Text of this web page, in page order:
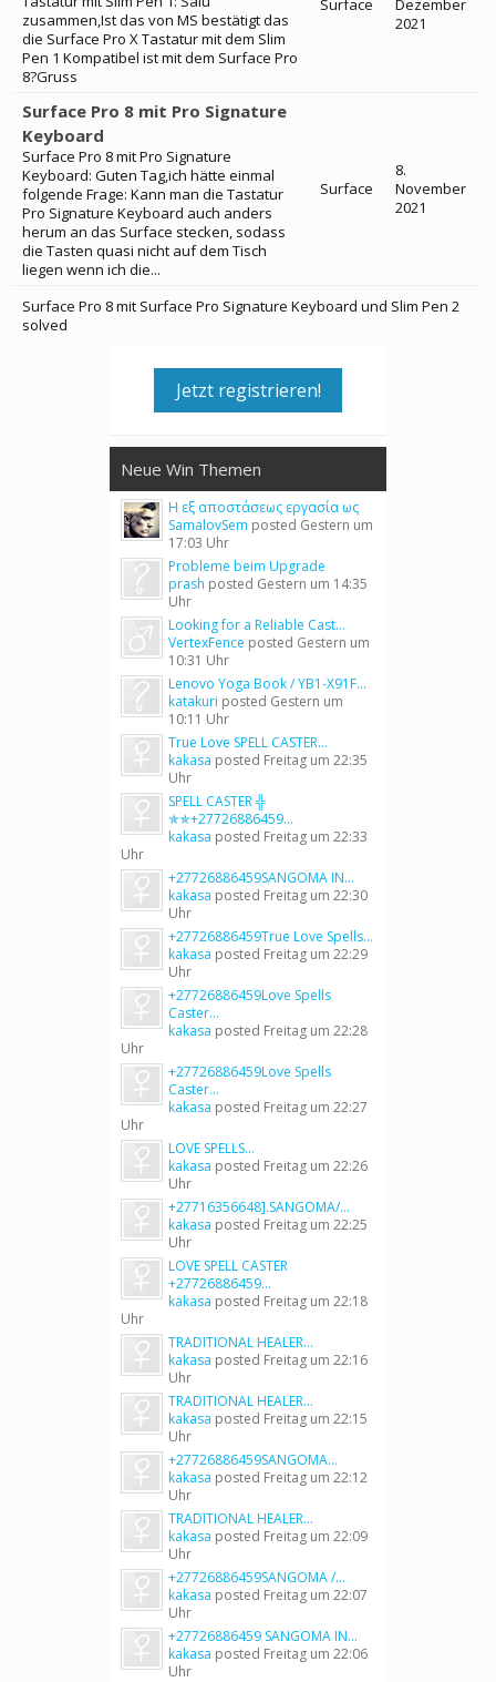
zusammen,Ist das von MS bestätigt das
die Surface Pro X Tastatur mit dem Slim
Pen 1 Kompatibel ist mit dem Surface Pro
8?Gruss
Surface
Dezember
2021
Surface Pro 8 mit Pro Signature
Keyboard
Surface Pro 8 mit Pro Signature
Keyboard: Guten Tag,ich hätte einmal
folgende Frage: Kann man die Tastatur
Pro Signature Keyboard auch anders
herum an das Surface stecken, sodass
die Tasten quasi nicht auf dem Tisch
liegen wenn ich die...
Surface
8.
November
2021
Surface Pro 8 mit Surface Pro Signature Keyboard und Slim Pen 2
solved
Jetzt registrieren!
Neue Win Themen
Η εξ αποστάσεως εργασία ως
SamalovSem posted Gestern um
17:03 Uhr
Probleme beim Upgrade
prash posted Gestern um 14:35
Uhr
Looking for a Reliable Cast...
VertexFence posted Gestern um
10:31 Uhr
Lenovo Yoga Book / YB1-X91F...
katakuri posted Gestern um
10:11 Uhr
True Love SPELL CASTER...
kakasa posted Freitag um 22:35
Uhr
SPELL CASTER ╬
✯✯+27726886459...
kakasa posted Freitag um 22:33
Uhr
+27726886459SANGOMA IN...
kakasa posted Freitag um 22:30
Uhr
+27726886459True Love Spells...
kakasa posted Freitag um 22:29
Uhr
+27726886459Love Spells
Caster...
kakasa posted Freitag um 22:28
Uhr
+27726886459Love Spells
Caster...
kakasa posted Freitag um 22:27
Uhr
LOVE SPELLS...
kakasa posted Freitag um 22:26
Uhr
+27716356648].SANGOMA/...
kakasa posted Freitag um 22:25
Uhr
LOVE SPELL CASTER
+27726886459...
kakasa posted Freitag um 22:18
Uhr
TRADITIONAL HEALER...
kakasa posted Freitag um 22:16
Uhr
TRADITIONAL HEALER...
kakasa posted Freitag um 22:15
Uhr
+27726886459SANGOMA...
kakasa posted Freitag um 22:12
Uhr
TRADITIONAL HEALER...
kakasa posted Freitag um 22:09
Uhr
+27726886459SANGOMA /...
kakasa posted Freitag um 22:07
Uhr
+27726886459 SANGOMA IN...
kakasa posted Freitag um 22:06
Uhr